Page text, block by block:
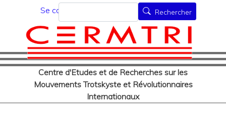
au
contenu
principal
Menu du compte de
Se connecter
Centre d'Etudes et de Recherches sur les
Mouvements Trotskyste et Révolutionnaires
Internationaux
Rechercher Rechercher